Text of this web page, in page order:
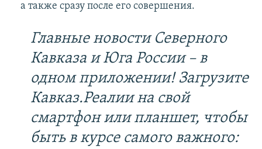
а также сразу после его совершения.
Главные новости Северного
Кавказа и Юга России – в
одном приложении! Загрузите
Кавказ.Реалии на свой
смартфон или планшет, чтобы
быть в курсе самого важного: